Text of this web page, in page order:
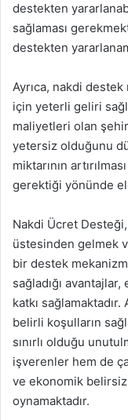
destekten
sağlaması
destekten
Ayrıca, nakdi destek
için yeterli geliri
maliyetleri olan
yetersiz olduğunu
miktarının
gerektiği yönünde
Nakdi Ücret
üstesinden gelmek
bir destek
sağladığı
katkı
belirli koşulların
sınırlı olduğu
işverenler hem de
ve ekonomik
oynamaktadır.